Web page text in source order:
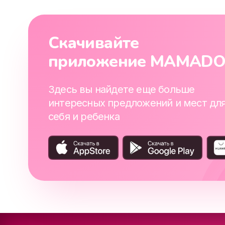
Скачивайте
приложение
Здесь вы найдете еще больше
интересных предложений и мест
себя и ребенка